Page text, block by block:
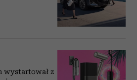
wystartował z